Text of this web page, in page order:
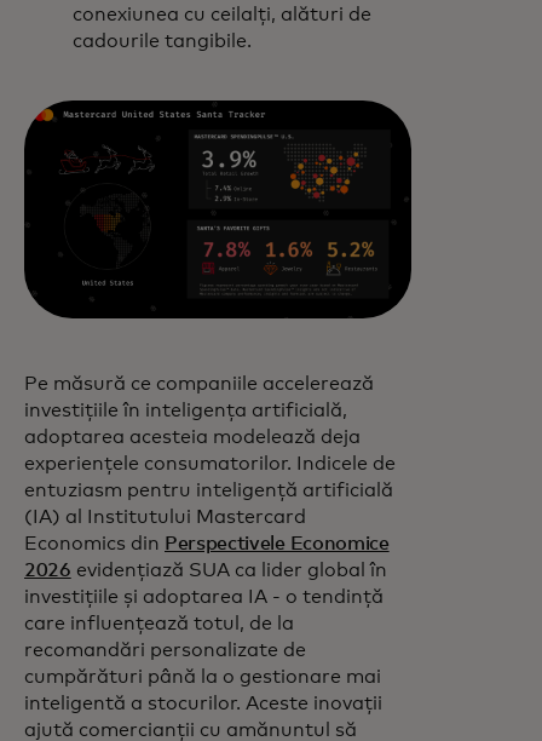
conexiunea cu ceilalți, alături de
cadourile tangibile.
Pe măsură ce companiile accelerează
investițiile în inteligența artificială,
adoptarea acesteia modelează deja
experiențele consumatorilor. Indicele de
entuziasm pentru inteligență artificială
(IA) al Institutului Mastercard
Economics din Perspectivele Economice
2026 evidențiază SUA ca lider global în
investițiile și adoptarea IA - o tendință
care influențează totul, de la
recomandări personalizate de
cumpărături până la o gestionare mai
inteligentă a stocurilor. Aceste inovații
ajută comercianții cu amănuntul să